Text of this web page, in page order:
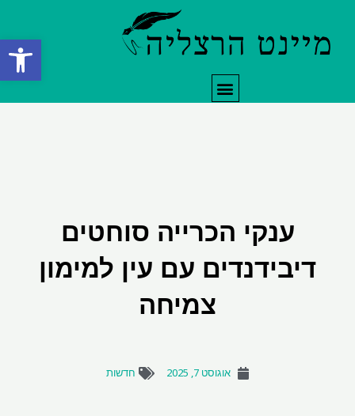
פתח
תפריט
ענקי הכרייה סוחטים
דיבידנדים עם עין למימון
צמיחה
אוגוסט 7, 2025 חדשות